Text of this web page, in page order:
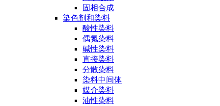
固相合成
染色剂和染料
酸性染料
偶氮染料
碱性染料
直接染料
分散染料
染料中间体
媒介染料
油性染料